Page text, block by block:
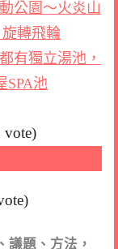
公園～火炎山
轉飛輪
有獨立湯池，
SPA池
vote)
議題、方法，